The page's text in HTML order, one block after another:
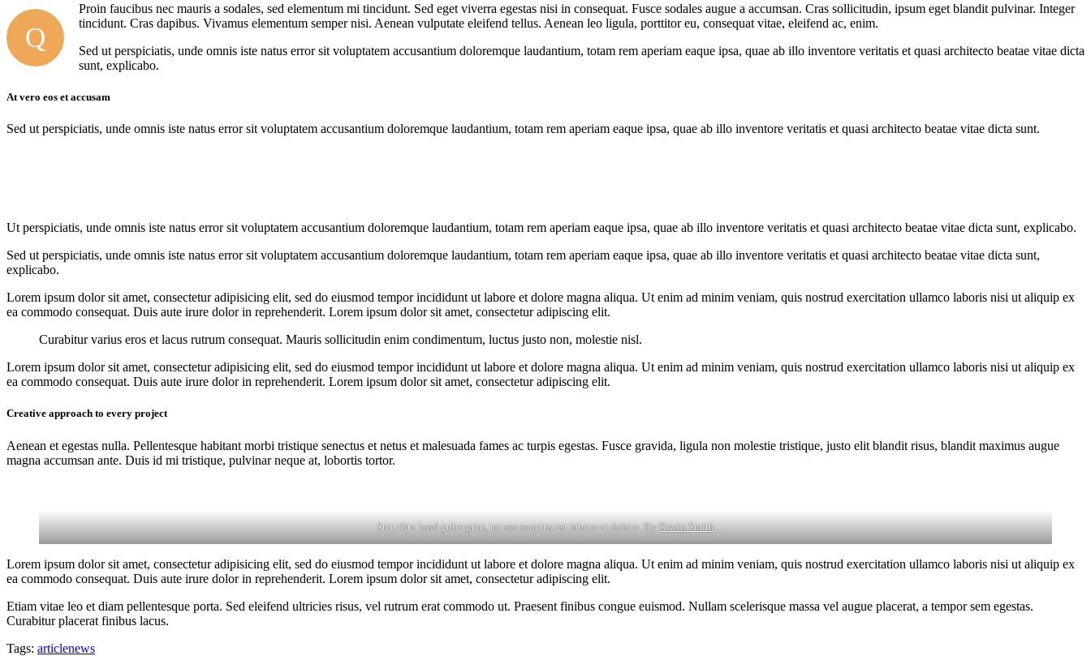
Q
Proin faucibus nec mauris a sodales, sed elementum mi tincidunt. Sed eget viverra egestas nisi in consequat. Fusce sodales augue a accumsan. Cras sollicitudin, ipsum eget blandit pulvinar. Integer
tincidunt. Cras dapibus. Vivamus elementum semper nisi. Aenean vulputate eleifend tellus. Aenean leo ligula, porttitor eu, consequat vitae, eleifend ac, enim.
Sed ut perspiciatis, unde omnis iste natus error sit voluptatem accusantium doloremque laudantium, totam rem aperiam eaque ipsa, quae ab illo inventore veritatis et quasi architecto beatae vitae dicta
sunt, explicabo.
At vero eos et accusam
Sed ut perspiciatis, unde omnis iste natus error sit voluptatem accusantium doloremque laudantium, totam rem aperiam eaque ipsa, quae ab illo inventore veritatis et quasi architecto beatae vitae dicta sunt.
Ut perspiciatis, unde omnis iste natus error sit voluptatem accusantium doloremque laudantium, totam rem aperiam eaque ipsa, quae ab illo inventore veritatis et quasi architecto beatae vitae dicta sunt, explicabo.
Sed ut perspiciatis, unde omnis iste natus error sit voluptatem accusantium doloremque laudantium, totam rem aperiam eaque ipsa, quae ab illo inventore veritatis et quasi architecto beatae vitae dicta sunt,
explicabo.
Lorem ipsum dolor sit amet, consectetur adipisicing elit, sed do eiusmod tempor incididunt ut labore et dolore magna aliqua. Ut enim ad minim veniam, quis nostrud exercitation ullamco laboris nisi ut aliquip ex
ea commodo consequat. Duis aute irure dolor in reprehenderit. Lorem ipsum dolor sit amet, consectetur adipiscing elit.
Curabitur varius eros et lacus rutrum consequat. Mauris sollicitudin enim condimentum, luctus justo non, molestie nisl.
Lorem ipsum dolor sit amet, consectetur adipisicing elit, sed do eiusmod tempor incididunt ut labore et dolore magna aliqua. Ut enim ad minim veniam, quis nostrud exercitation ullamco laboris nisi ut aliquip ex
ea commodo consequat. Duis aute irure dolor in reprehenderit. Lorem ipsum dolor sit amet, consectetur adipiscing elit.
Creative approach to every project
Aenean et egestas nulla. Pellentesque habitant morbi tristique senectus et netus et malesuada fames ac turpis egestas. Fusce gravida, ligula non molestie tristique, justo elit blandit risus, blandit maximus augue
magna accumsan ante. Duis id mi tristique, pulvinar neque at, lobortis tortor.
Stet clita kasd gubergren, no sea sanctus est labore et dolore. ByKevin Smith
Lorem ipsum dolor sit amet, consectetur adipisicing elit, sed do eiusmod tempor incididunt ut labore et dolore magna aliqua. Ut enim ad minim veniam, quis nostrud exercitation ullamco laboris nisi ut aliquip ex
ea commodo consequat. Duis aute irure dolor in reprehenderit. Lorem ipsum dolor sit amet, consectetur adipiscing elit.
Etiam vitae leo et diam pellentesque porta. Sed eleifend ultricies risus, vel rutrum erat commodo ut. Praesent finibus congue euismod. Nullam scelerisque massa vel augue placerat, a tempor sem egestas.
Curabitur placerat finibus lacus.
Tags: articlenews